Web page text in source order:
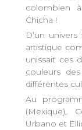
colombien
Chicha !
D’un
artistique
unissait ces
couleurs
différentes
Au
(Mexique),
Urbano et